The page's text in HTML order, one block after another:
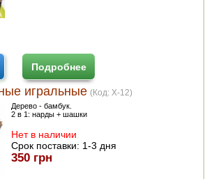
Подробнее
игральные (Код: X-12)
Дерево - бамбук.
2 в 1: нарды + шашки
Нет в наличии
Срок поставки: 1-3 дня
350 грн